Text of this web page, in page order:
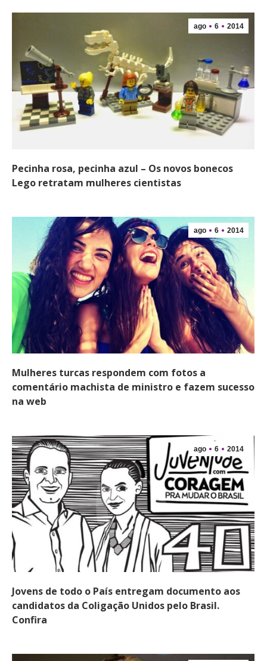
ago 6 2014
Pecinha rosa, pecinha azul – Os novos bonecos
Lego retratam mulheres cientistas
ago 6 2014
Mulheres turcas respondem com fotos a
comentário machista de ministro e fazem sucesso
na web
ago 6 2014
Jovens de todo o País entregam documento aos
candidatos da Coligação Unidos pelo Brasil.
Confira